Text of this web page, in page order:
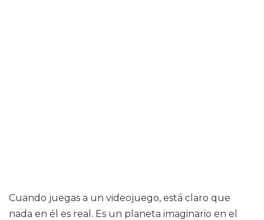
Cuando juegas a un videojuego, está claro que
nada en él es real. Es un planeta imaginario en el